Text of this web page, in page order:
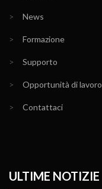
> News
> Formazione
> Supporto
> Opportunità di lavoro
> Contattaci
ULTIME NOTIZIE